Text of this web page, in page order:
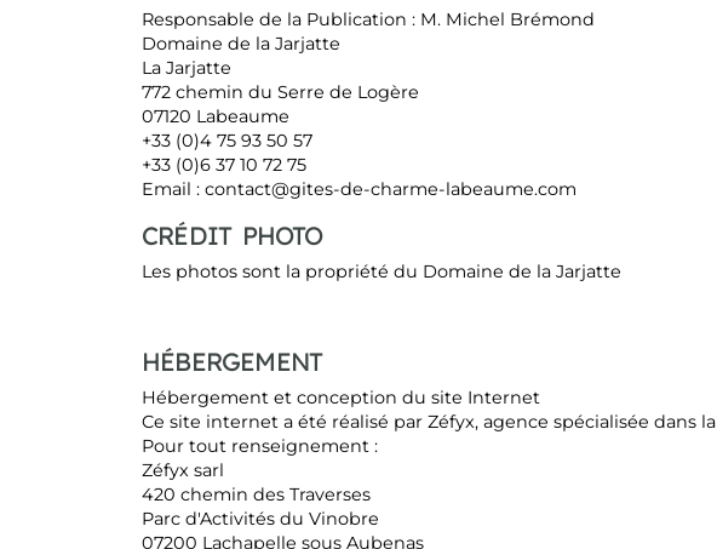
Responsable de la Publication : M. Michel Brémond
Domaine de la Jarjatte
La Jarjatte
772 chemin du Serre de Logère
07120 Labeaume
+33 (0)4 75 93 50 57
+33 (0)6 37 10 72 75
Email : contact@gites-de-charme-labeaume.com
CRÉDIT PHOTO
Les photos sont la propriété du Domaine de la Jarjatte
HÉBERGEMENT
Hébergement et conception du site Internet
Ce site internet a été réalisé par Zéfyx, agence spécialisée dans la
Pour tout renseignement :
Zéfyx sarl
420 chemin des Traverses
Parc d'Activités du Vinobre
07200 Lachapelle sous Aubenas